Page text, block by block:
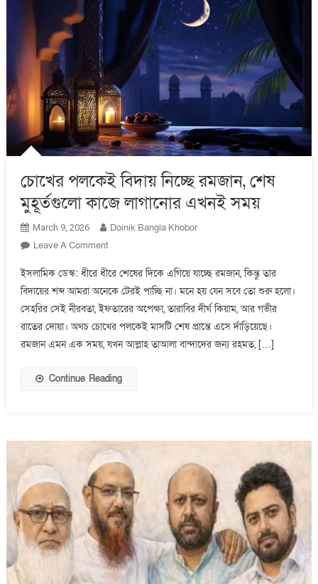
চোখের পলকেই বিদায় নিচ্ছে রমজান, শেষ
মুহূর্তগুলো কাজে লাগানোর এখনই সময়
March 9, 2026
Doinik Bangla Khobor
Leave A CommentOn
পলকেই
বিদায়
নিচ্ছে
রমজান,
শেষ
কাজে
ইসলামিক ডেস্ক: ধীরে ধীরে শেষের দিকে এগিয়ে যাচ্ছে রমজান, কিন্তু তার
বিদায়ের শব্দ আমরা অনেকে টেরই পাচ্ছি না। মনে হয় যেন সবে তো শুরু হলো।
সেহরির সেই নীরবতা, ইফতারের অপেক্ষা, তারাবির দীর্ঘ কিয়াম, আর গভীর
রাতের দোয়া। অথচ চোখের পলকেই মাসটি শেষ প্রান্তে এসে দাঁড়িয়েছে।
রমজান এমন এক সময়, যখন আল্লাহ তাআলা বান্দাদের জন্য রহমত, […]
Continue Reading